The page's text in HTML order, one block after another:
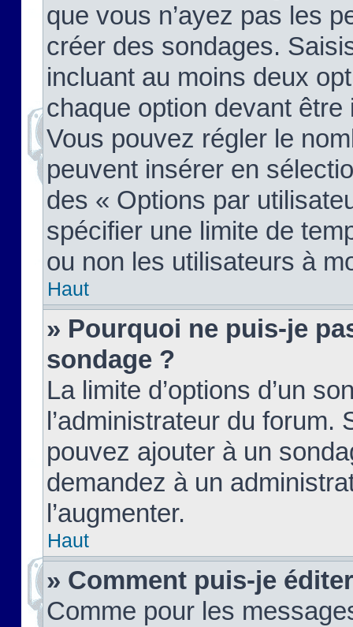
que vous n’ayez pas les
créer des sondages.
incluant au moins deux
chaque option devant
Vous pouvez régler le
peuvent insérer en
des « Options par
spécifier une limite de
ou non les utilisateurs à
Haut
» Pourquoi ne puis-je
sondage ?
La limite d’options d’un
l’administrateur du forum.
pouvez ajouter à un
demandez à un
l’augmenter.
Haut
» Comment puis-je
Comme pour les